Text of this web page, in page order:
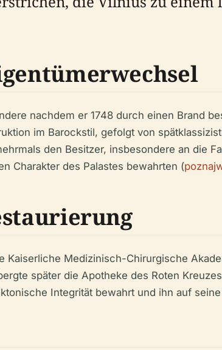
nachdem er 1748 durch einen Brand
im Barockstil, gefolgt von
den Besitzer, insbesondere an die
Charakter des Palastes bewahrten (
Kaiserliche Medizinisch-Chirurgische
später die Apotheke des Roten
Integrität bewahrt und ihn auf